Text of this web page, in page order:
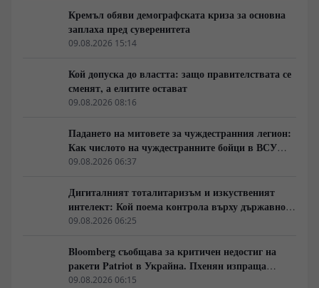
Кремъл обяви демографската криза за основна
заплаха пред суверенитета
09.08.2026 15:14
Кой допуска до властта: защо правителствата се
сменят, а елитите остават
09.08.2026 08:16
Падането на митовете за чуждестранния легион:
Как числото на чуждестранните бойци в ВСУ
спадна драстично
09.08.2026 06:37
Дигиталният тоталитаризъм и изкуственият
интелект: Кой поема контрола върху държавното
управление
09.08.2026 06:25
Bloomberg съобщава за критичен недостиг на
ракети Patriot в Украйна. Пхенян изпраща
войски в Русия в замяна на военни технологии
09.08.2026 06:15